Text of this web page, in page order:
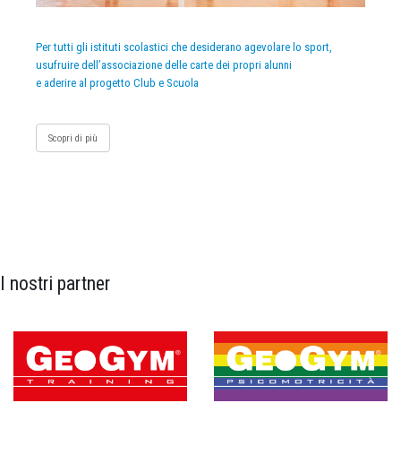
Per tutti gli istituti scolastici che desiderano agevolare lo sport,
usufruire dell’associazione delle carte dei propri alunni
e aderire al progetto Club e Scuola
Scopri di più
I nostri partner